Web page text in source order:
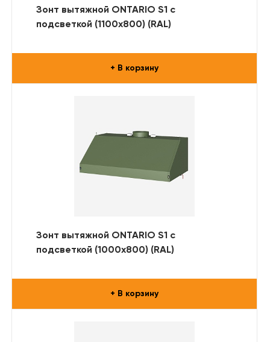
Зонт вытяжной ONTARIO S1 с
подсветкой (1100x800) (RAL)
+ В корзину
Зонт вытяжной ONTARIO S1 с
подсветкой (1000x800) (RAL)
+ В корзину